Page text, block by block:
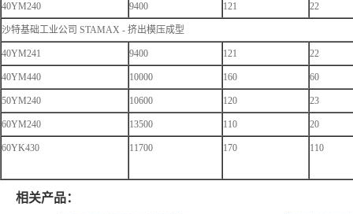
40YM240 9400 121 22
沙特基础工业公司 STAMAX - 挤出模压成型
40YM241 9400 121 22
40YM440 10000 160 60
50YM240 10600 120 23
60YM240 13500 110 20
60YK430 11700 170 110
相关产品：